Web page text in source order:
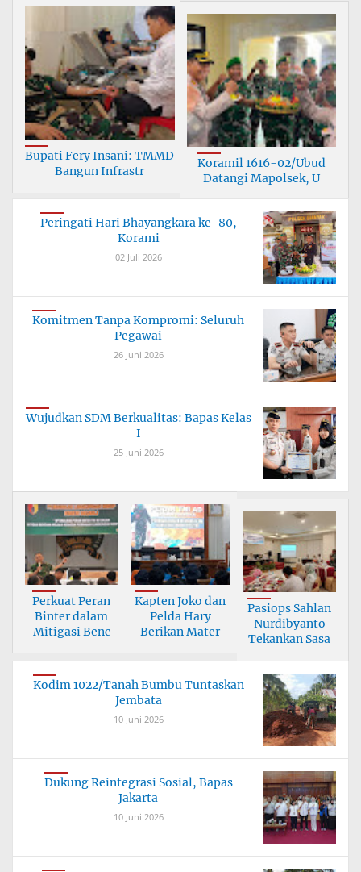
Bupati Fery Insani: TMMD
Bangun Infrastr
Koramil 1616-02/Ubud
Datangi Mapolsek, U
Peringati Hari Bhayangkara ke-80,
Korami
02 Juli 2026
Komitmen Tanpa Kompromi: Seluruh
Pegawai
26 Juni 2026
Wujudkan SDM Berkualitas: Bapas Kelas
I
25 Juni 2026
Perkuat Peran
Binter dalam
Mitigasi Benc
Kapten Joko dan
Pelda Hary
Berikan Mater
Pasiops Sahlan
Nurdibyanto
Tekankan Sasa
Kodim 1022/Tanah Bumbu Tuntaskan
Jembata
10 Juni 2026
Dukung Reintegrasi Sosial, Bapas
Jakarta
10 Juni 2026